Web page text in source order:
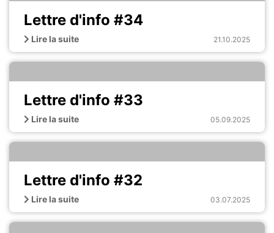
Lettre d'info #34
Lire la suite 21.10.2025
Lettre d'info #33
Lire la suite 05.09.2025
Lettre d'info #32
Lire la suite 03.07.2025